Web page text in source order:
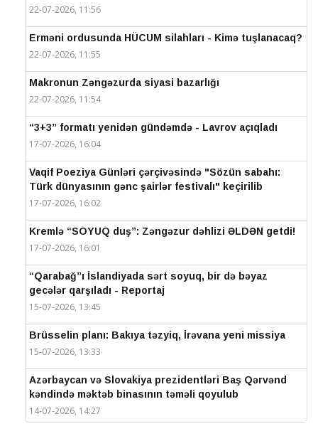
22-07-2026, 11:56
Erməni ordusunda HÜCUM silahları - Kimə tuşlanacaq?
22-07-2026, 11:55
Makronun Zəngəzurda siyasi bazarlığı
22-07-2026, 11:54
“3+3” formatı yenidən gündəmdə - Lavrov açıqladı
17-07-2026, 16:04
Vaqif Poeziya Günləri çərçivəsində "Sözün sabahı:
Türk dünyasının gənc şairlər festivalı" keçirilib
17-07-2026, 16:02
Kremlə “SOYUQ duş”: Zəngəzur dəhlizi ƏLDƏN getdi!
17-07-2026, 16:01
“Qarabağ”ı İslandiyada sərt soyuq, bir də bəyaz
gecələr qarşıladı - Reportaj
15-07-2026, 13:45
Brüsselin planı: Bakıya təzyiq, İrəvana yeni missiya
15-07-2026, 13:33
Azərbaycan və Slovakiya prezidentləri Baş Qərvənd
kəndində məktəb binasının təməli qoyulub
14-07-2026, 14:27